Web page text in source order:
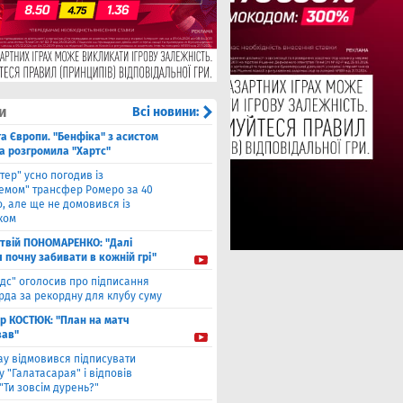
Всі новини:
Європи. "Бенфіка" з асистом
розгромила "Хартс"
усно погодив із
трансфер Ромеро за 40
але ще не домовився із
ПОНОМАРЕНКО: "Далі
почну забивати в кожній грі"
оголосив про підписання
за рекордну для клубу суму
КОСТЮК: "План на матч
відмовився підписувати
"Галатасарая" і відповів
зовсім дурень?"